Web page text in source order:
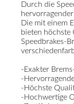
Durch die
Die mit einem
bieten höchste
Speedbrakes-
-Exakter
-
-Höchste
-Hochwertige